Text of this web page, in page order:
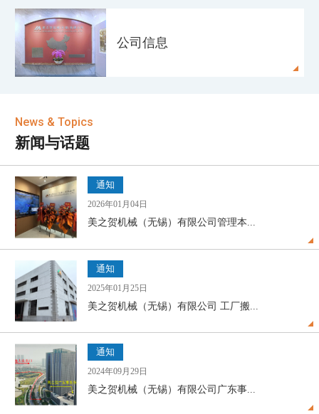
公司信息
News & Topics
新闻与话题
通知
2026年01月04日
美之贺机械（无锡）有限公司管理本...
通知
2025年01月25日
美之贺机械（无锡）有限公司 工厂搬...
通知
2024年09月29日
美之贺机械（无锡）有限公司广东事...